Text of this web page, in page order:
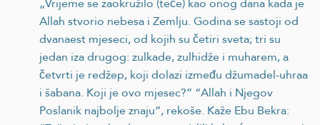
Allah stvorio nebesa i Zemlju. Godina se sastoji od
dvanaest mjeseci, od kojih su četiri sveta; tri su
jedan iza drugog: zulkade, zulhidže i muharem, a
četvrti je redžep, koji dolazi između džumadel-uhraa
i šabana. Koji je ovo mjesec?” “Allah i Njegov
Poslanik najbolje znaju”, rekoše. Kaže Ebu Bekra: